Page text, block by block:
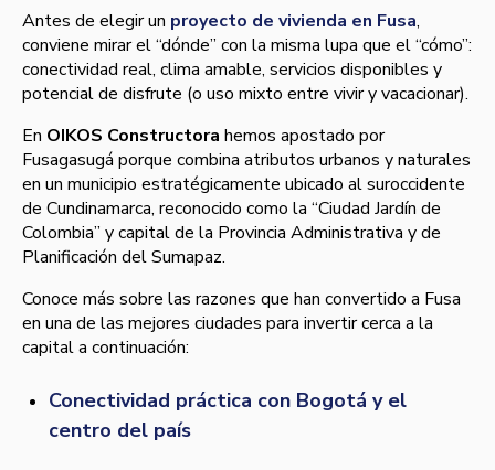
Antes de elegir un proyecto de vivienda en Fusa,
conviene mirar el “dónde” con la misma lupa que el “cómo”:
conectividad real, clima amable, servicios disponibles y
potencial de disfrute (o uso mixto entre vivir y vacacionar).
En OIKOS Constructora hemos apostado por
Fusagasugá porque combina atributos urbanos y naturales
en un municipio estratégicamente ubicado al suroccidente
de Cundinamarca, reconocido como la “Ciudad Jardín de
Colombia” y capital de la Provincia Administrativa y de
Planificación del Sumapaz.
Conoce más sobre las razones que han convertido a Fusa
en una de las mejores ciudades para invertir cerca a la
capital a continuación:
Conectividad práctica con Bogotá y el
centro del país